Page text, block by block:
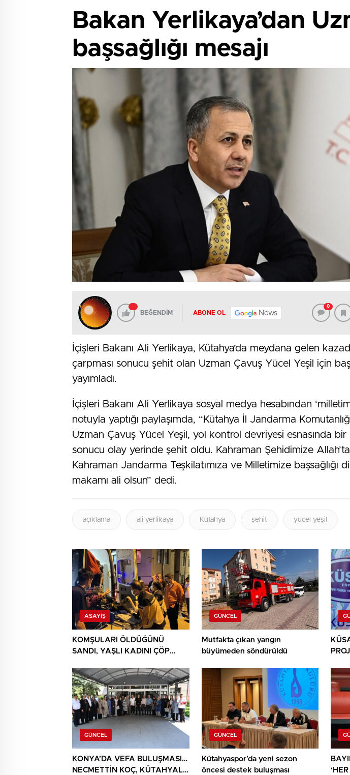
Bakan Yerlikaya’dan
başsağlığı mesajı
BEĞENDİM ABONE OL News
0
İçişleri Bakanı Ali Yerlikaya, Kütahya’da meydana gelen
çarpması sonucu şehit olan Uzman Çavuş Yücel Yeşil için
yayımladı.
İçişleri Bakanı Ali Yerlikaya sosyal medya hesabından
notuyla yaptığı paylaşımda, “Kütahya İl Jandarma
Uzman Çavuş Yücel Yeşil, yol kontrol devriyesi esnasında bir
sonucu olay yerinde şehit oldu. Kahraman Şehidimize
Kahraman Jandarma Teşkilatımıza ve Milletimize başsağlığı
makamı ali olsun” dedi.
açıklama ali yerlikaya Kütahya şehit yücel yeşil
ASAYIŞ
KOMŞULARI ÖLDÜĞÜNÜ
SANDI, YAŞLI KADINI ÇÖP
BULUNDU
GÜNCEL
Mutfakta çıkan yangın
büyümeden söndürüldü
GÜNCEL
KONYA’DA VEFA BULUŞMASI…
NECMETTİN KOÇ, KÜTAHYALI
GÜNCEL
Kütahyaspor’da yeni sezon
öncesi destek buluşması